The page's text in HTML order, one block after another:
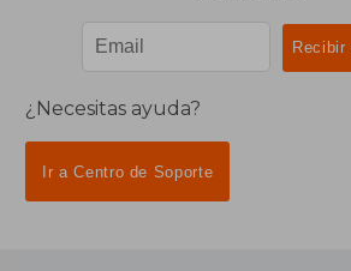
¿Necesitas ayuda?
Ir a Centro de Soporte